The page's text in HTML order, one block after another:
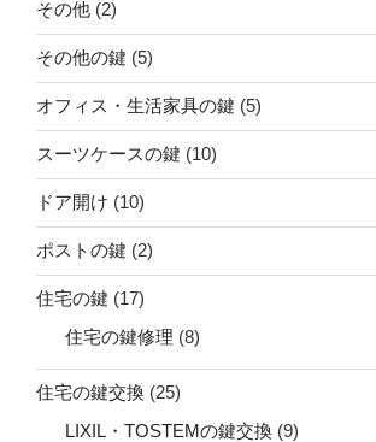
その他 (2)
その他の鍵 (5)
オフィス・生活家具の鍵 (5)
スーツケースの鍵 (10)
ドア開け (10)
ポストの鍵 (2)
住宅の鍵 (17)
住宅の鍵修理 (8)
住宅の鍵交換 (25)
LIXIL・TOSTEMの鍵交換 (9)